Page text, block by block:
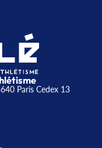
Paris Cedex 13